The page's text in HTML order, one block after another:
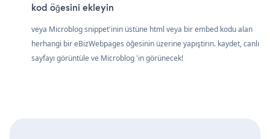
kod öğesini ekleyin
veya Microblog snippet'inin üstüne html veya bir embed kodu alan
herhangi bir eBizWebpages öğesinin üzerine yapıştırın. kaydet, canlı
sayfayı görüntüle ve Microblog 'in görünecek!